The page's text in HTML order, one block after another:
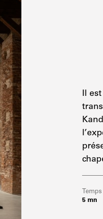
Il
5 mn